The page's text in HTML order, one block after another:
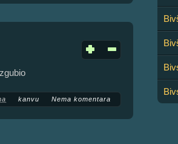
kanvu Nema komentara